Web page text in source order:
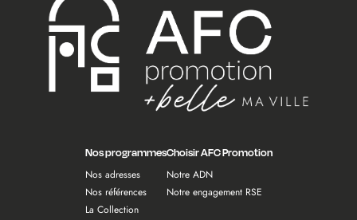
Nos programmes
Nos adresses
Nos références
La Collection
Choisir AFC Promotion
Notre ADN
Notre engagement RSE